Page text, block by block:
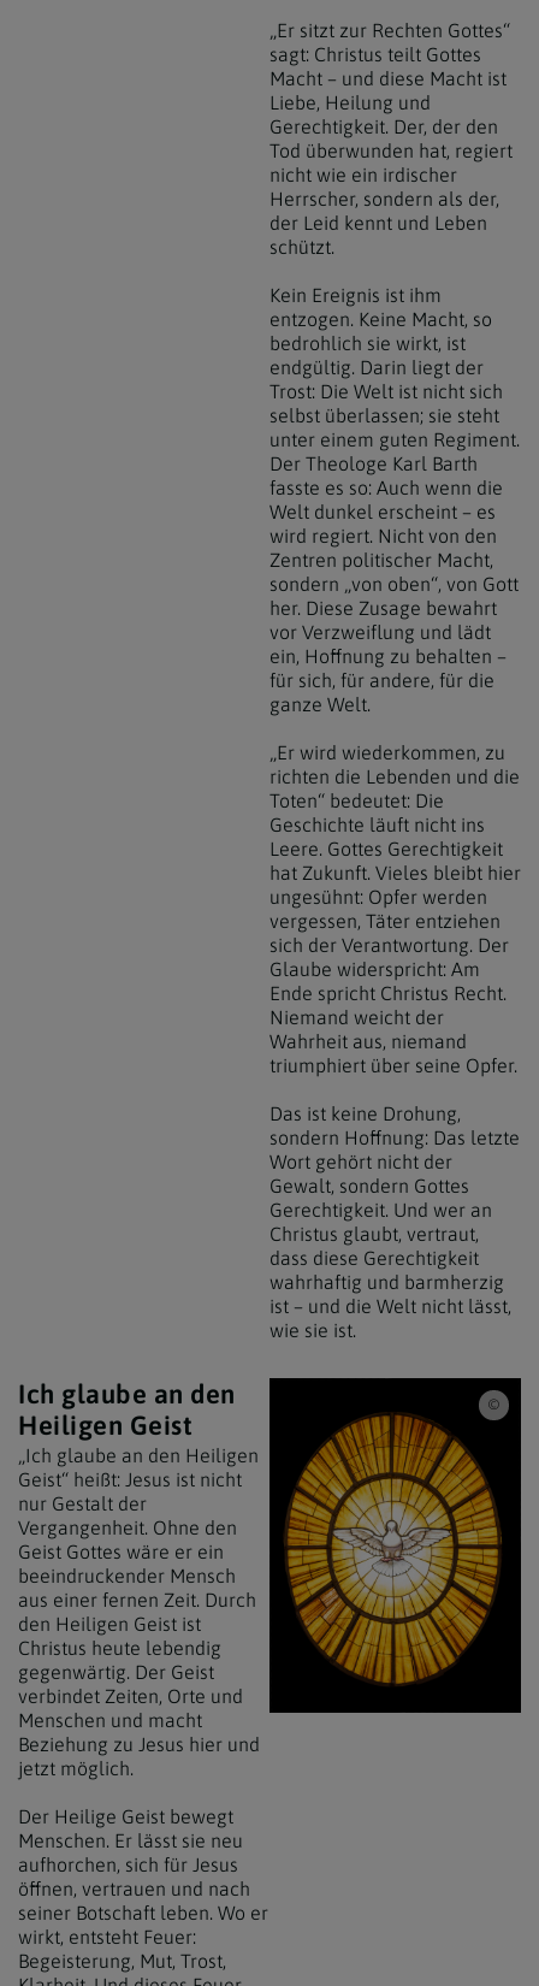
„Er sitzt zur Rechten Gottes“
sagt: Christus teilt Gottes
Macht – und diese Macht ist
Liebe, Heilung und
Gerechtigkeit. Der, der den
Tod überwunden hat, regiert
nicht wie ein irdischer
Herrscher, sondern als der,
der Leid kennt und Leben
schützt.
Kein Ereignis ist ihm
entzogen. Keine Macht, so
bedrohlich sie wirkt, ist
endgültig. Darin liegt der
Trost: Die Welt ist nicht sich
selbst überlassen; sie steht
unter einem guten Regiment.
Der Theologe Karl Barth
fasste es so: Auch wenn die
Welt dunkel erscheint – es
wird regiert. Nicht von den
Zentren politischer Macht,
sondern „von oben“, von Gott
her. Diese Zusage bewahrt
vor Verzweiflung und lädt
ein, Hoffnung zu behalten –
für sich, für andere, für die
ganze Welt.
„Er wird wiederkommen, zu
richten die Lebenden und die
Toten“ bedeutet: Die
Geschichte läuft nicht ins
Leere. Gottes Gerechtigkeit
hat Zukunft. Vieles bleibt hier
ungesühnt: Opfer werden
vergessen, Täter entziehen
sich der Verantwortung. Der
Glaube widerspricht: Am
Ende spricht Christus Recht.
Niemand weicht der
Wahrheit aus, niemand
triumphiert über seine Opfer.
Das ist keine Drohung,
sondern Hoffnung: Das letzte
Wort gehört nicht der
Gewalt, sondern Gottes
Gerechtigkeit. Und wer an
Christus glaubt, vertraut,
dass diese Gerechtigkeit
wahrhaftig und barmherzig
ist – und die Welt nicht lässt,
wie sie ist.
Ich glaube an den
Heiligen Geist
„Ich glaube an den Heiligen
Geist“ heißt: Jesus ist nicht
nur Gestalt der
Vergangenheit. Ohne den
Geist Gottes wäre er ein
beeindruckender Mensch
aus einer fernen Zeit. Durch
den Heiligen Geist ist
Christus heute lebendig
gegenwärtig. Der Geist
verbindet Zeiten, Orte und
Menschen und macht
Beziehung zu Jesus hier und
jetzt möglich.
Der Heilige Geist bewegt
Menschen. Er lässt sie neu
aufhorchen, sich für Jesus
öffnen, vertrauen und nach
seiner Botschaft leben. Wo er
wirkt, entsteht Feuer:
Begeisterung, Mut, Trost,